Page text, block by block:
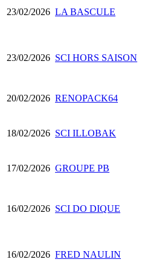
23/02/2026 LA BASCULE
23/02/2026 SCI HORS SAISON
20/02/2026 RENOPACK64
18/02/2026 SCI ILLOBAK
17/02/2026 GROUPE PB
16/02/2026 SCI DO DIQUE
16/02/2026 FRED NAULIN